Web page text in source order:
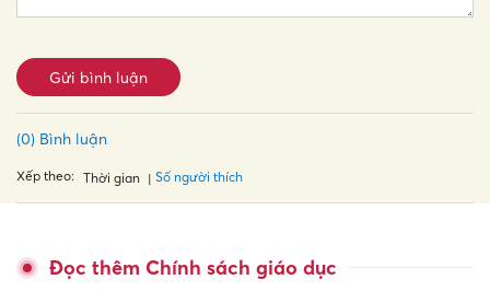
Gửi bình luận
(0) Bình luận
Xếp theo: Thời gian Số người thích
Đọc thêm Chính sách giáo dục